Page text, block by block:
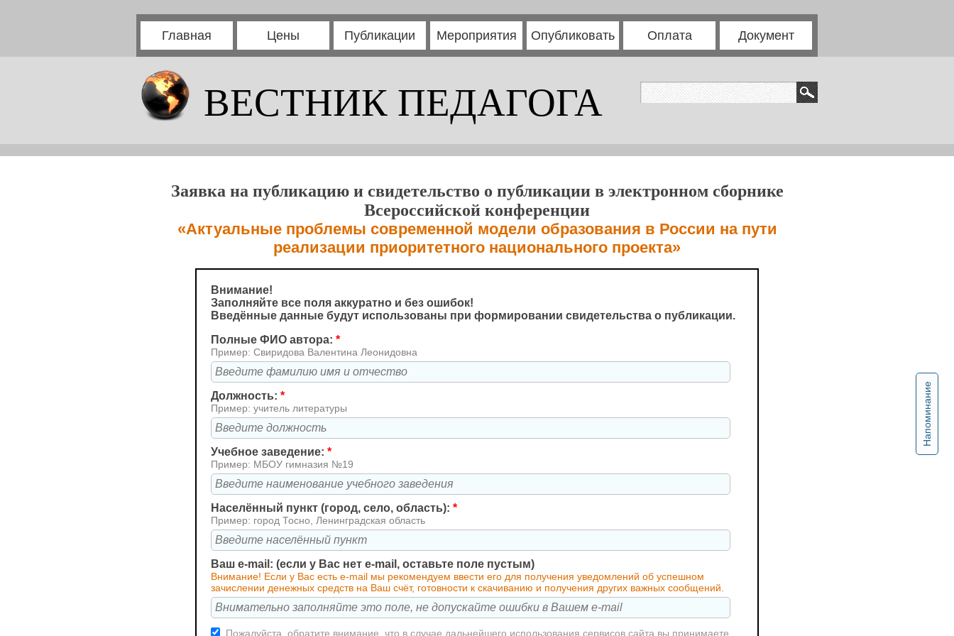
Главная Цены Публикации Мероприятия Опубликовать Оплата Документ
ВЕСТНИК ПЕДАГОГА
Напоминание
Заявка на публикацию и свидетельство о публикации в электронном сборнике
Всероссийской конференции
«Актуальные проблемы современной модели образования в России на пути
реализации приоритетного национального проекта»
Внимание!
Заполняйте все поля аккуратно и без ошибок!
Введённые данные будут использованы при формировании свидетельства о публикации.
Полные ФИО автора: *
Пример: Свиридова Валентина Леонидовна
Должность: *
Пример: учитель литературы
Учебное заведение: *
Пример: МБОУ гимназия №19
Населённый пункт (город, село, область): *
Пример: город Тосно, Ленинградская область
Ваш e-mail: (если у Вас нет e-mail, оставьте поле пустым)
Внимание! Если у Вас есть e-mail мы рекомендуем ввести его для получения уведомлений об успешном
зачислении денежных средств на Ваш счёт, готовности к скачиванию и получения других важных сообщений.
Пожалуйста, обратите внимание, что в случае дальнейшего использования сервисов сайта вы принимаете